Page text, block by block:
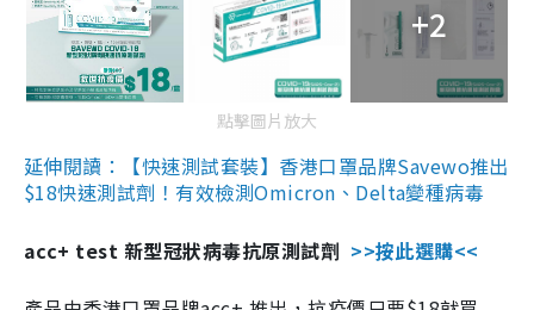
+2
點擊圖片放大
延伸閱讀：【快速測試套裝】香港口罩品牌Savewo推出
$18快速測試劑！有效檢測Omicron、Delta變種病毒
acc+ test 新型冠狀病毒抗原測試劑 >>按此選購<<